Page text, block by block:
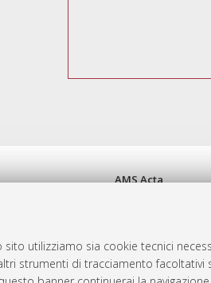
sito utilizziamo sia cookie tecnici
strumenti di tracciamento
AMS Acta
Servizio
Impostazioni Cookie
Informativa sulla